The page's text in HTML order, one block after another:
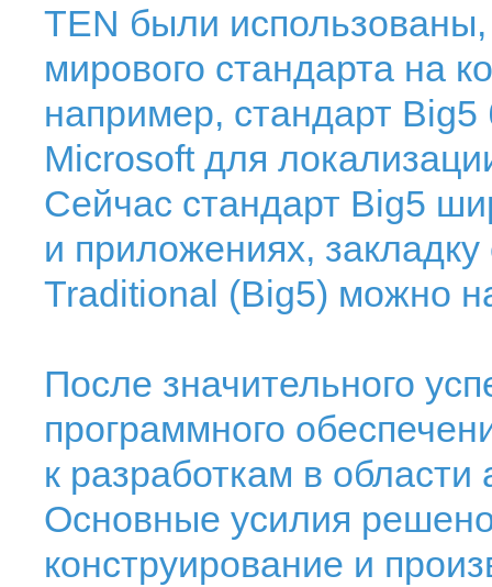
TEN были использованы,
мирового стандарта на
например, стандарт
Microsoft для
Сейчас стандарт Big5
и приложениях,
Traditional (Big5) можно
После значительного
программного
к разработкам в
Основные усилия
конструирование и